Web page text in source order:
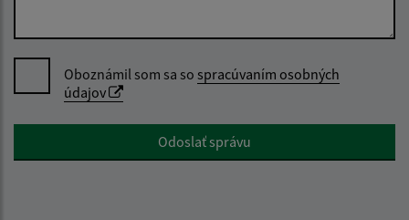
Oboznámil som sa so spracúvaním osobných
údajov
Google reCaptcha ResponseOdoslať správu